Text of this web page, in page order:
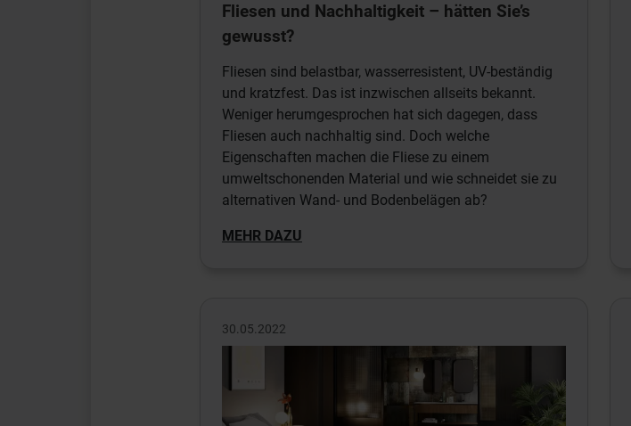
Fliesen und Nachhaltigkeit – hätten Sie’s
gewusst?
Fliesen sind belastbar, wasserresistent, UV-beständig
und kratzfest. Das ist inzwischen allseits bekannt.
Weniger herumgesprochen hat sich dagegen, dass
Fliesen auch nachhaltig sind. Doch welche
Eigenschaften machen die Fliese zu einem
umweltschonenden Material und wie schneidet sie zu
alternativen Wand- und Bodenbelägen ab?
MEHR DAZU
30.05.2022